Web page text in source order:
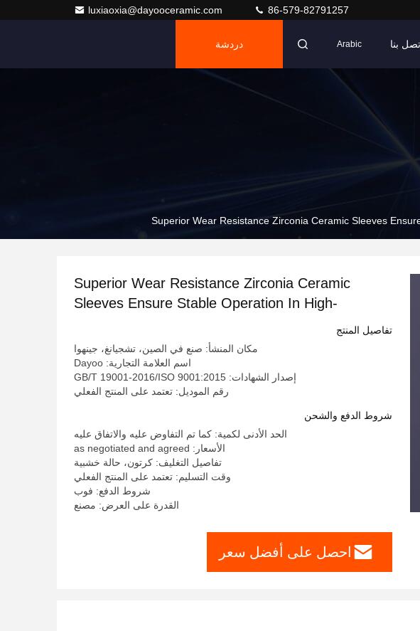
luxiaoxia@dayooceramic.com 86-579-82791257
بنا Arabic دردشة
Superior Wear Resistance Zirconia Ceramic Sleeves
Superior Wear Resistance Zirconia Ceramic
Sleeves Ensure Stable Operation In High-
تفاصيل المنتج
مكان المنشأ: صنع في الصين، تشجيانغ، جينهوا
اسم العلامة التجارية: Dayoo
إصدار الشهادات: GB/T 19001-2016/ISO 9001:2015
رقم الموديل: تعتمد على المنتج الفعلي
شروط الدفع والشحن
الحد الأدنى لكمية: كما تم التفاوض عليه والاتفاق عليه
الأسعار: as negotiated and agreed
تفاصيل التغليف: كرتون، حالة خشبية
وقت التسليم: تعتمد على المنتج الفعلي
شروط الدفع: فوب
القدرة على العرض: مصنع
احصل على أفضل سعر